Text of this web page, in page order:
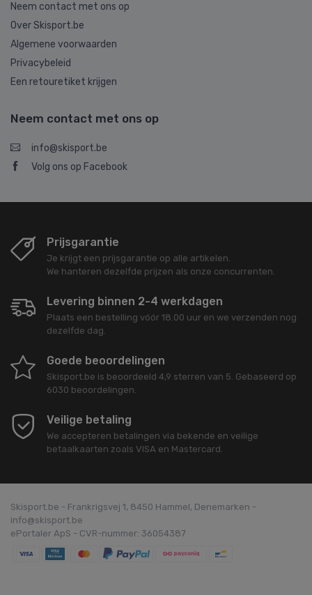
Neem contact met ons op
Over Skisport.be
Algemene voorwaarden
Privacybeleid
Een retouretiket krijgen
Neem contact met ons op
info@skisport.be
Volg ons op Facebook
Prijsgarantie
Je krijgt een prijsgarantie op alle artikelen.
We hanteren dezelfde prijzen als onze concurrenten.
Levering binnen 2-4 werkdagen
Plaats een bestelling vóór 18.00 uur en we verzenden nog
dezelfde dag.
Goede beoordelingen
Skisport.be is beoordeeld 4,9 sterren van 5. Gebaseerd op
6030 beoordelingen.
Veilige betaling
We accepteren betalingen via bekende en veilige
betaalkaarten zoals VISA en Mastercard.
Skisport.be - Frankrigsvej 1, 8450 Hammel, Denemarken -
info@skisport.be
ePortaler ApS - CVR-nummer: 36054387